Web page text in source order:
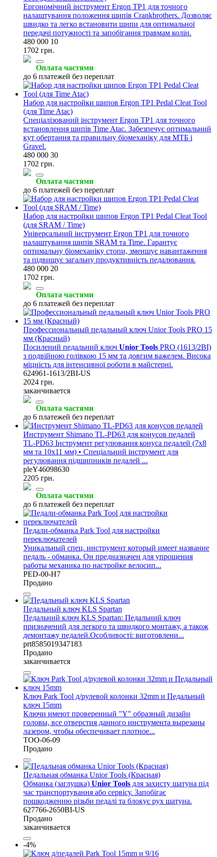
Ергономічний інструмент Ergon TP1 для точного
налаштування положення шипів Crankbrothers. Дозволяє
швидко та легко встановити шипи для оптимальної
передачі потужності та запобігання травмам колін.
480 000 10
1702 грн.
Оплата частями
до 6 платежей без переплат
Набор для настройки шипов Ergon TP1 Pedal Cleat Tool
(для Time Atac)
Спеціалізований інструмент Ergon TP1 для точного
встановлення шипів Time Atac. Забезпечує оптимальний
кут обертання та правильну біомеханіку для МТБ і
Gravel.
480 000 30
1702 грн.
Оплата частями
до 6 платежей без переплат
Набор для настройки шипов Ergon TP1 Pedal Cleat Tool
(для SRAM / Time)
Універсальний інструмент Ergon TP1 для точного
налаштування шипів SRAM та Time. Гарантує
оптимальну біомеханіку стопи, зменшує навантаження
та підвищує загальну продуктивність педалювання.
480 000 20
1702 грн.
Оплата частями
до 6 платежей без переплат
Профессиональный педальный ключ Unior Tools PRO 15
мм (Красный)
Посилений педальний ключ Unior Tools PRO (1613/2BI)
з подвійною голівкою 15 мм та довгим важелем. Висока
міцність для інтенсивної роботи в майстерні.
624961-1613/2BI-US
2024 грн.
заканчивается
Оплата частями
до 6 платежей без переплат
Инструмент Shimano TL-PD63 для конусов педалей
TL-PD63 Інструмент регулювання конуса педалей (7x8
мм та 10x11 мм) • Спеціальний інструмент для
регулювання підшипників педалей ...
pleY46098630
2205 грн.
Оплата частями
до 6 платежей без переплат
Педали-обманка Park Tool для настройки
переключателей
Уникальный спец. инструмент который имеет название
педаль - обманка. Он предназначен для упрощения
работы механика по настройке велосип...
PED-00-H7
Продано
Педальный ключ KLS Spartan
Педальний ключ KLS Spartan: Педальний ключ
призначений для легкого та швидкого монтажу, а також
демонтажу педалей.Особливості: виготовлени...
prt8585019347183
Продано
заканчивается
Ключ Park Tool д/рулевой колонки 32mm и Педальный
ключ 15mm
Ключи имеют проверенный "Y" образный дизайн
головы, все отверстия данного инструмента вырезаны
лазером, чтобы обеспечивает плотное...
TOO-06-09
Продано
Педальная обманка Unior Tools (Красная)
Обманка (заглушка) Unior Tools для захисту шатуна під
час транспортування або сервісу. Запобігає
пошкодженню різьби педалі та блокує рух шатуна.
627766-2650BI-US
Продано
заканчивается
-4%